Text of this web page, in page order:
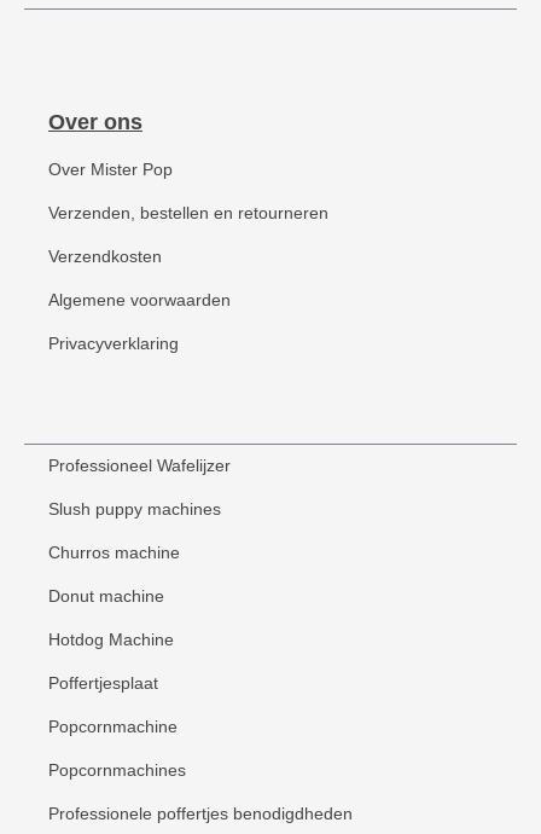
Over ons
Over Mister Pop
Verzenden, bestellen en retourneren
Verzendkosten
Algemene voorwaarden
Privacyverklaring
Professioneel Wafelijzer
Slush puppy machines
Churros machine
Donut machine
Hotdog Machine
Poffertjesplaat
Popcornmachine
Popcornmachines
Professionele poffertjes benodigdheden